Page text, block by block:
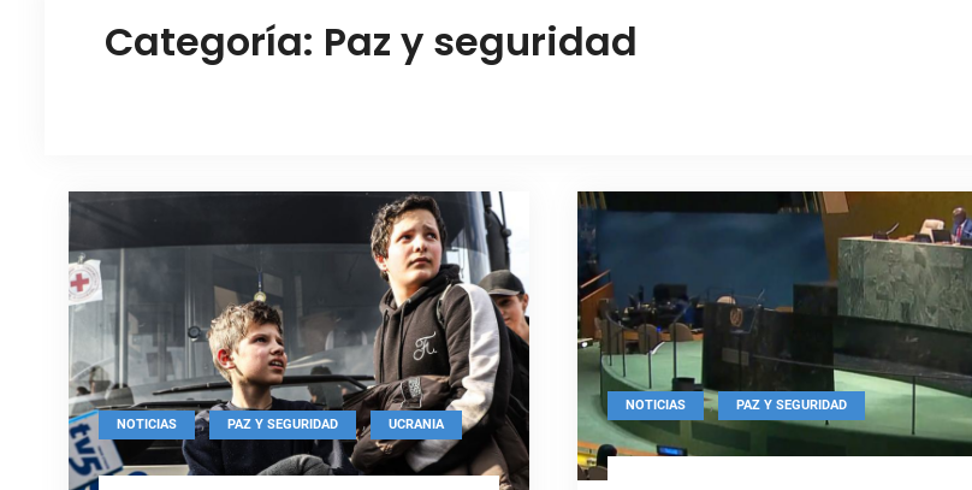
Categoría: Paz y seguridad
NOTICIAS , PAZ Y SEGURIDAD , UCRANIA
NOTICIAS , PAZ Y SEGURIDAD